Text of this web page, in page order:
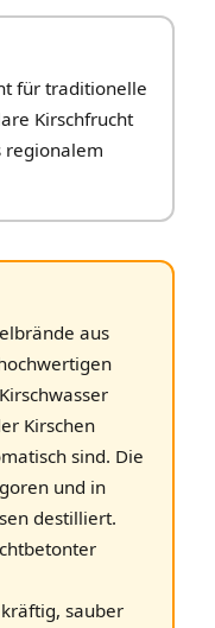
für traditionelle
Kirschfrucht
regionalem
aus
Kirschen
sind. Die
und in
destilliert.
sauber